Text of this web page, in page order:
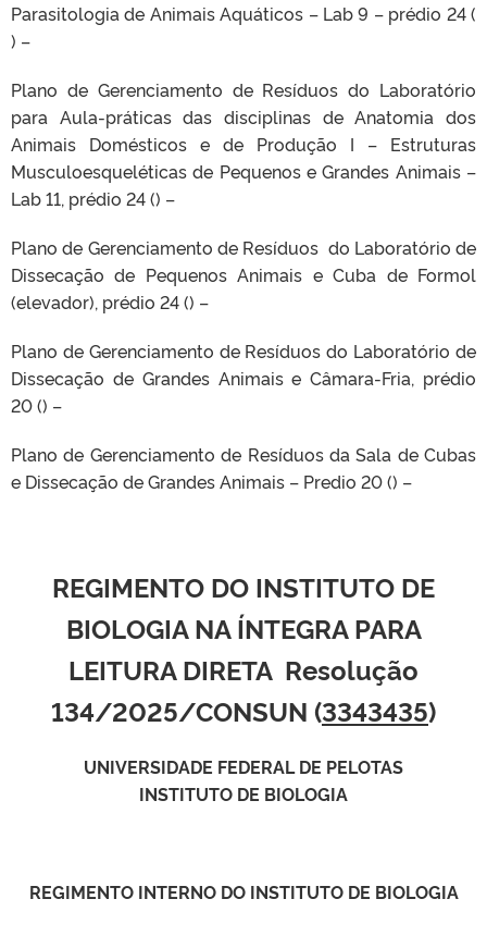
Parasitologia de Animais Aquáticos – Lab 9 – prédio 24 (
) –
Plano de Gerenciamento de Resíduos do Laboratório
para Aula-práticas das disciplinas de Anatomia dos
Animais Domésticos e de Produção I – Estruturas
Musculoesqueléticas de Pequenos e Grandes Animais –
Lab 11, prédio 24 () –
Plano de Gerenciamento de Resíduos do Laboratório de
Dissecação de Pequenos Animais e Cuba de Formol
(elevador), prédio 24 () –
Plano de Gerenciamento de Resíduos do Laboratório de
Dissecação de Grandes Animais e Câmara-Fria, prédio
20 () –
Plano de Gerenciamento de Resíduos da Sala de Cubas
e Dissecação de Grandes Animais – Predio 20 () –
REGIMENTO DO INSTITUTO DE
BIOLOGIA NA ÍNTEGRA PARA
LEITURA DIRETA Resolução
134/2025/CONSUN (3343435)
UNIVERSIDADE FEDERAL DE PELOTAS
INSTITUTO DE BIOLOGIA
REGIMENTO INTERNO DO INSTITUTO DE BIOLOGIA